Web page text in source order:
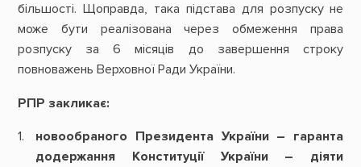
більшості. Щоправда, така підстава для розпуску не
може бути реалізована через обмеження права
розпуску за 6 місяців до завершення строку
повноважень Верховної Ради України.
РПР закликає:
новообраного Президента України – гаранта
додержання Конституції України – діяти